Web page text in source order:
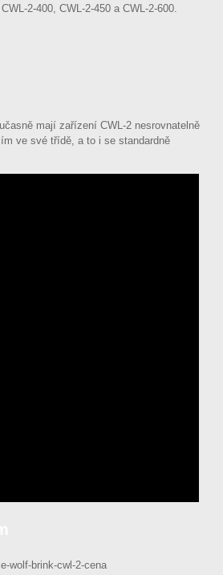
2-400, CWL-2-450 a CWL-2-600.
mají zařízení CWL-2 nesrovnatelně
ve své třídě, a to i se standardně